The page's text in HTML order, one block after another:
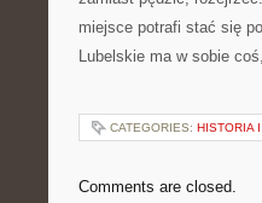
miejsce potrafi stać się
Lubelskie ma w sobie
CATEGORIES: HISTORIA
Comments are closed.